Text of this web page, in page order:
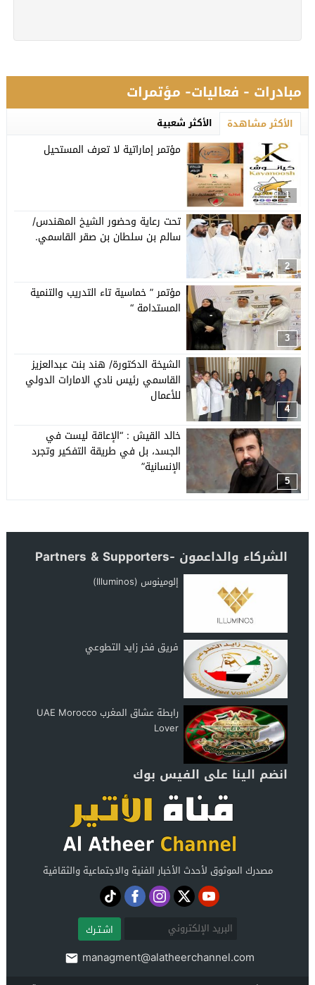
مبادرات - فعاليات- مؤتمرات
الأكثر مشاهدة الأكثر شعبية
1
مؤتمر إماراتية لا تعرف المستحيل
2
تحت رعاية وحضور الشيخ المهندس/
سالم بن سلطان بن صقر القاسمي.
3
مؤتمر ” خماسية تاء التدريب والتنمية
المستدامة “
4
الشيخة الدكتورة/ هند بنت عبدالعزيز
القاسمي رئيس نادي الامارات الدولي
للأعمال
5
خالد القيش : “الإعاقة ليست في
الجسد، بل في طريقة التفكير وتجرد
الإنسانية”
الشركاء والداعمون -Partners & Supporters
إلومينوس (Illuminos)
فريق فخر زايد التطوعي
رابطة عشاق المغرب UAE Morocco
Lover
انضم الينا على الفيس بوك
مصدرك الموثوق لأحدث الأخبار الفنية والاجتماعية والثقافية
اشـتـرك
managment@alatheerchannel.com